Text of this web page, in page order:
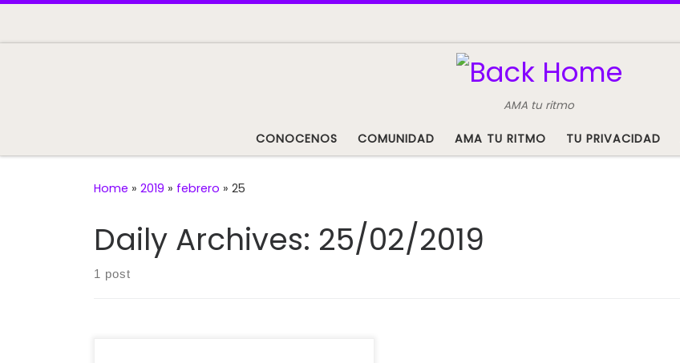
AMA tu ritmo
CONOCENOS COMUNIDAD AMA TU RITMO TU PRIVACIDAD
Home » 2019 » febrero » 25
Daily Archives: 25/02/2019
1 post